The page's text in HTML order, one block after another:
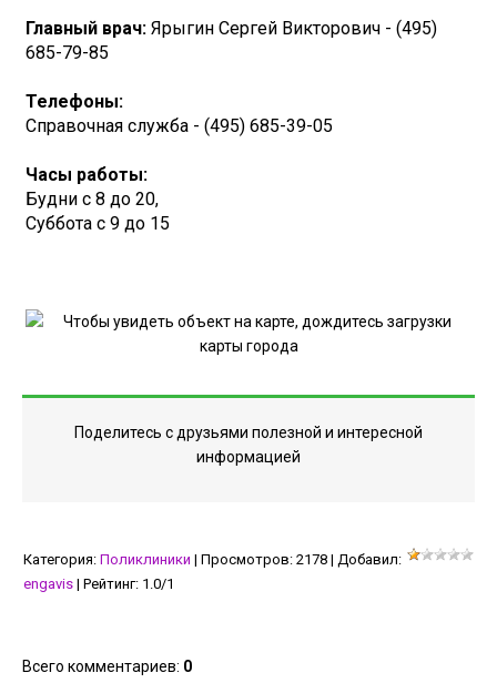
Главный врач: Ярыгин Сергей Викторович - (495)
685-79-85
Телефоны:
Справочная служба - (495) 685-39-05
Часы работы:
Будни с 8 до 20,
Суббота с 9 до 15
Поделитесь с друзьями полезной и интересной
информацией
Категория: Поликлиники | Просмотров: 2178 | Добавил:
engavis | Рейтинг: 1.0/1
Всего комментариев: 0